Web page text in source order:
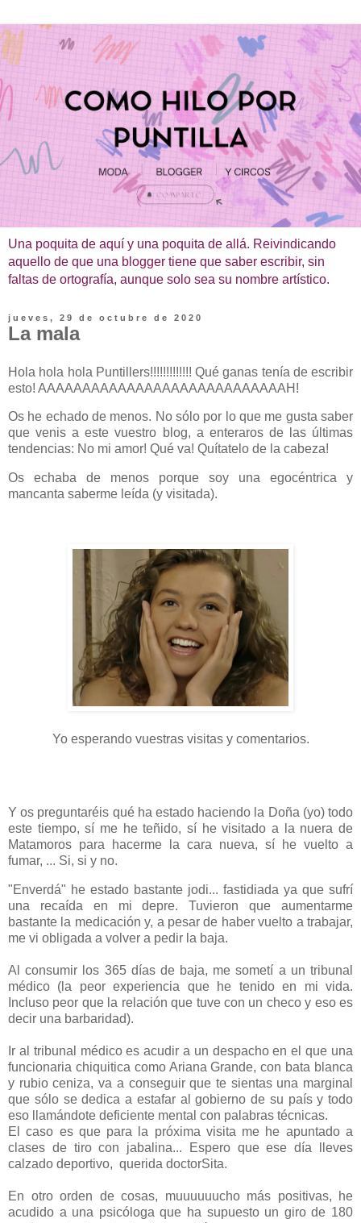
Una poquita de aquí y una poquita de allá. Reivindicando
aquello de que una blogger tiene que saber escribir, sin
faltas de ortografía, aunque solo sea su nombre artístico.
jueves, 29 de octubre de 2020
La mala
Hola hola hola Puntillers!!!!!!!!!!!!! Qué ganas tenía de escribir
esto! AAAAAAAAAAAAAAAAAAAAAAAAAAAAH!
Os he echado de menos. No sólo por lo que me gusta saber
que venis a este vuestro blog, a enteraros de las últimas
tendencias: No mi amor! Qué va! Quítatelo de la cabeza!
Os echaba de menos porque soy una egocéntrica y
mancanta saberme leída (y visitada).
Yo esperando vuestras visitas y comentarios.
Y os preguntaréis qué ha estado haciendo la Doña (yo) todo
este tiempo, sí me he teñido, sí he visitado a la nuera de
Matamoros para hacerme la cara nueva, sí he vuelto a
fumar, ... Si, si y no.
"Enverdá" he estado bastante jodi... fastidiada ya que sufrí
una recaída en mi depre. Tuvieron que aumentarme
bastante la medicación y, a pesar de haber vuelto a trabajar,
me vi obligada a volver a pedir la baja.
Al consumir los 365 días de baja, me sometí a un tribunal
médico (la peor experiencia que he tenido en mi vida.
Incluso peor que la relación que tuve con un checo y eso es
decir una barbaridad).
Ir al tribunal médico es acudir a un despacho en el que una
funcionaria chiquitica como Ariana Grande, con bata blanca
y rubio ceniza, va a conseguir que te sientas una marginal
que sólo se dedica a estafar al gobierno de su país y todo
eso llamándote deficiente mental con palabras técnicas.
El caso es que para la próxima visita me he apuntado a
clases de tiro con jabalina... Espero que ese día lleves
calzado deportivo, querida doctorSita.
En otro orden de cosas, muuuuuucho más positivas, he
acudido a una psicóloga que ha supuesto un giro de 180